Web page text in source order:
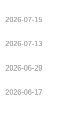
2026-07-15
2026-07-13
2026-06-29
2026-06-17